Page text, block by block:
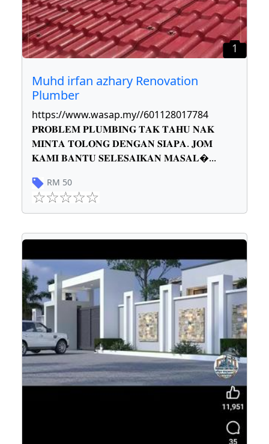
1
Muhd irfan azhary Renovation
Plumber
https://www.wasap.my//601128017784
𝐏𝐑𝐎𝐁𝐋𝐄𝐌 𝐏𝐋𝐔𝐌𝐁𝐈𝐍𝐆 𝐓𝐀𝐊 𝐓𝐀𝐇𝐔 𝐍𝐀𝐊
𝐌𝐈𝐍𝐓𝐀 𝐓𝐎𝐋𝐎𝐍𝐆 𝐃𝐄𝐍𝐆𝐀𝐍 𝐒𝐈𝐀𝐏𝐀. 𝐉𝐎𝐌
𝐊𝐀𝐌𝐈 𝐁𝐀𝐍𝐓𝐔 𝐒𝐄𝐋𝐄𝐒𝐀𝐈𝐊𝐀𝐍 𝐌𝐀𝐒𝐀𝐋...
RM 50